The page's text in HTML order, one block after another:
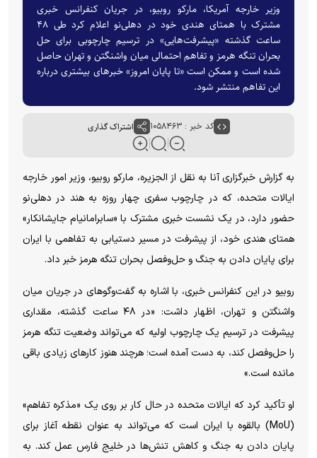
وزیر خارجه آمریکا، مارکو روبیو، در جریان کنفرانس خبری
مشترک با همتای هندی خود در دهلی‌نو اعلام کرد طی ۴۸
ساعت گذشته «پیشرفت‌هایی» در ترسیم چارچوبی برای حل
بحران تنگه هرمز و تفاهم احتمالی میان واشنگتن و تهران حاصل
شده است و ممکن است «تا پایان امروز» خبرهای بیشتری درباره
این تفاهم منتشر شود.
کد خبر : ۱۰۵۸۴۶۳ اشتراک گذاری
به گزارش خبرگزاری آنا به نقل از الجزیره، مارکو روبیو، وزیر امور خارجه
ایالات متحده، که در چارچوب سفری چهار روزه به هند در دهلی‌نو
حضور دارد، در یک نشست خبری مشترک با «سابرامانیام جایشانکار»
همتای هندی خود، از پیشرفت در مسیر دستیابی به تفاهمی با ایران
برای پایان دادن به جنگ و حل‌وفصل بحران تنگه هرمز خبر داد.
روبیو در این کنفرانس خبری، با اشاره به گفت‌و‌گو‌های در جریان میان
واشنگتن و تهران، اظهار داشت: «در ۴۸ ساعت گذشته، مقداری
پیشرفت در ترسیم یک چارچوب اولیه که می‌تواند وضعیت تنگه هرمز
را حل‌وفصل کند، به دست آمده است؛ هرچند هنوز کار‌های زیادی باقی
مانده است.»
او تأکید کرد که ایالات متحده در حال کار بر روی یک «مذکره تفاهم»
(MoU) بالقوه با ایران است که می‌تواند به عنوان نقطه آغاز برای
پایان دادن به جنگ و کاهش تنش‌ها در خلیج فارس عمل کند. به